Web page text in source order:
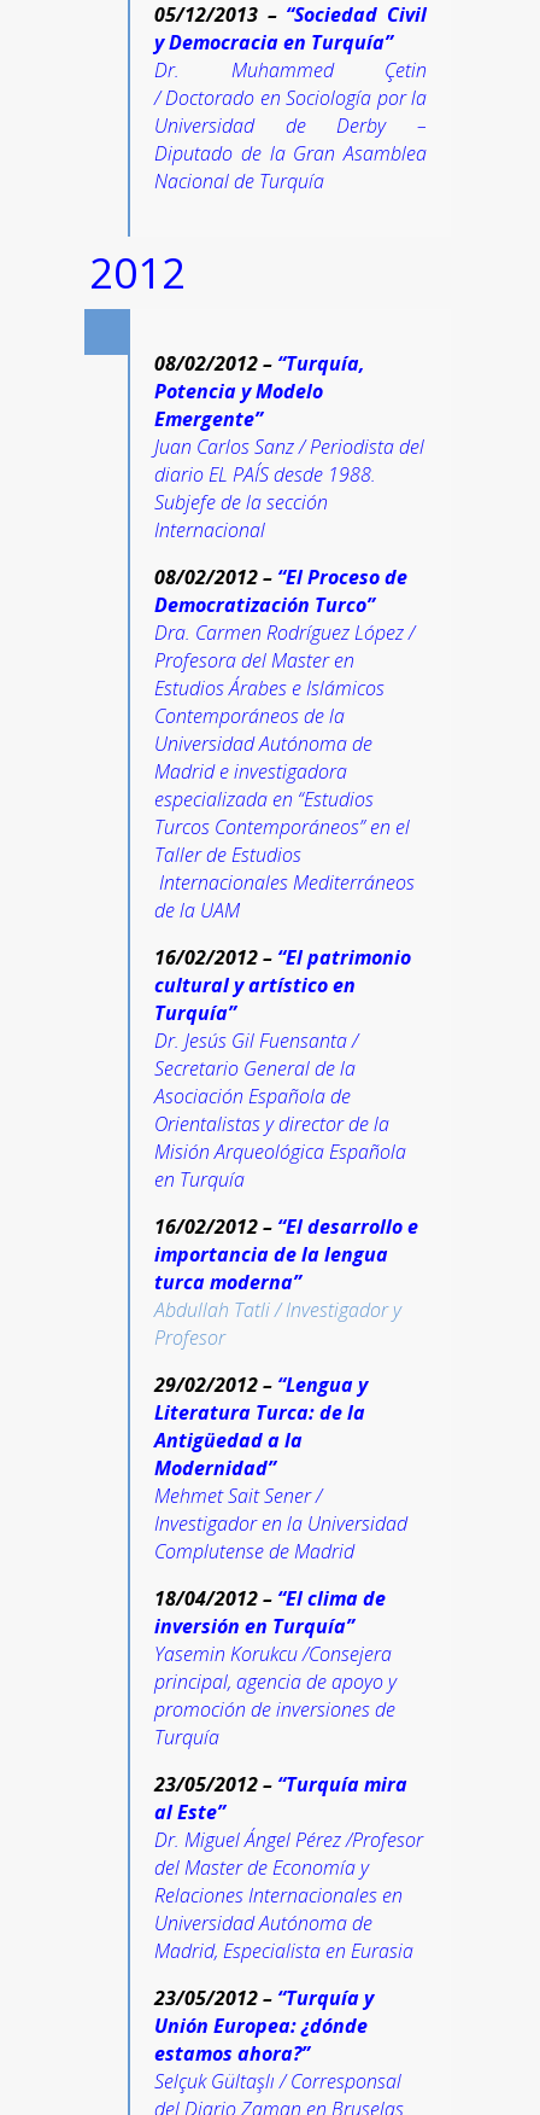
05/12/2013 –“Sociedad Civil
y Democracia en Turquía”
Dr. Muhammed Çetin
/ Doctorado en Sociología por la
Universidad de Derby –
Diputado de la Gran Asamblea
Nacional de Turquía
2012
08/02/2012 – “Turquía,
Potencia y Modelo
Emergente”
Juan Carlos Sanz / Periodista del
diario EL PAÍS desde 1988.
Subjefe de la sección
Internacional
08/02/2012 – “El Proceso de
Democratización Turco”
Dra. Carmen Rodríguez López /
Profesora del Master en
Estudios Árabes e Islámicos
Contemporáneos de la
Universidad Autónoma de
Madrid e investigadora
especializada en “Estudios
Turcos Contemporáneos” en el
Taller de Estudios
Internacionales Mediterráneos
de la UAM
16/02/2012 – “El patrimonio
cultural y artístico en
Turquía”
Dr. Jesús Gil Fuensanta /
Secretario General de la
Asociación Española de
Orientalistas y director de la
Misión Arqueológica Española
en Turquía
16/02/2012 – “El desarrollo e
importancia de la lengua
turca moderna”
Abdullah Tatli / Investigador y
Profesor
29/02/2012 – “Lengua y
Literatura Turca: de la
Antigüedad a la
Modernidad”
Mehmet Sait Sener /
Investigador en la Universidad
Complutense de Madrid
18/04/2012 – “El clima de
inversión en Turquía”
Yasemin Korukcu /Consejera
principal, agencia de apoyo y
promoción de inversiones de
Turquía
23/05/2012 – “Turquía mira
al Este”
Dr. Miguel Ángel Pérez /Profesor
del Master de Economía y
Relaciones Internacionales en
Universidad Autónoma de
Madrid, Especialista en Eurasia
23/05/2012 – “Turquía y
Unión Europea: ¿dónde
estamos ahora?”
Selçuk Gültaşlı / Corresponsal
del Diario Zaman en Bruselas